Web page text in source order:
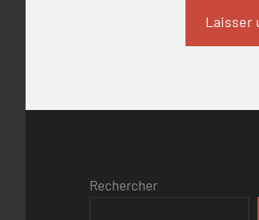
Rechercher